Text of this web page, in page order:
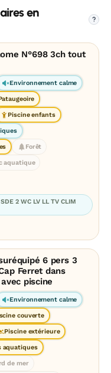
en
?
N°698 3ch tout
Environnement calme
Piscine enfants
Forêt
aquatique
2 WC LV LL TV CLIM
6 pers 3
Ferret dans
piscine
Environnement calme
couverte
Piscine extérieure
aquatiques
de mer